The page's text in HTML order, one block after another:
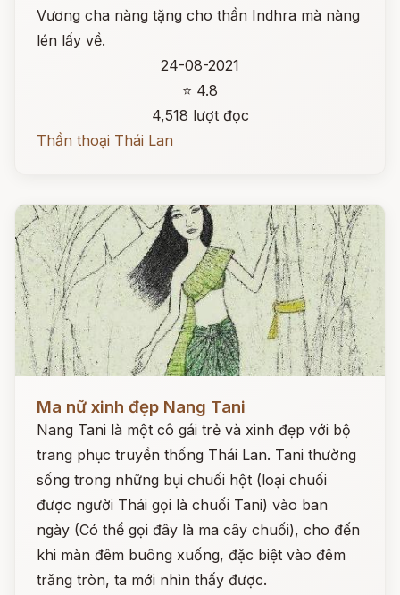
Vương cha nàng tặng cho thần Indhra mà nàng
lén lấy về.
24-08-2021
⭐ 4.8
4,518 lượt đọc
Thần thoại Thái Lan
Ma nữ xinh đẹp Nang Tani
Nang Tani là một cô gái trẻ và xinh đẹp với bộ
trang phục truyền thống Thái Lan. Tani thường
sống trong những bụi chuối hột (loại chuối
được người Thái gọi là chuối Tani) vào ban
ngày (Có thể gọi đây là ma cây chuối), cho đến
khi màn đêm buông xuống, đặc biệt vào đêm
trăng tròn, ta mới nhìn thấy được.